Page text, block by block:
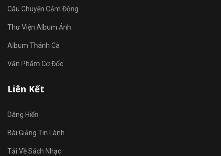
Câu Chuyện Cảm Động
Thư Viện Album Ảnh
Album Thánh Ca
Văn Phẩm Cơ Đốc
Liên Kết
Dâng Hiến
Bài Giảng Tin Lành
Tải Về Sách Nhạc